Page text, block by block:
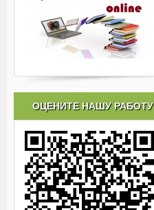
ОЦЕНИТЕ НАШУ РАБОТУ